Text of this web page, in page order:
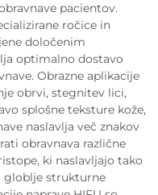
pacientov.
ročice in
določenim
optimalno dostavo
Obrazne aplikacije
obrvi, stegnitev lici,
splošne teksture kože,
naslavlja več znakov
obravnava različne
ki naslavljajo tako
globlje strukturne